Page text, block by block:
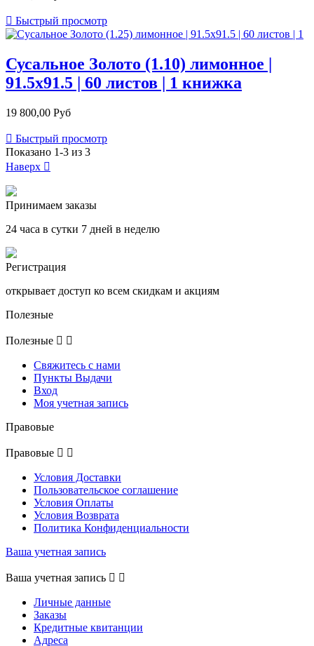
 Быстрый просмотр
Сусальное Золото (1.10) лимонное |
91.5х91.5 | 60 листов | 1 книжка
19 800,00 Руб
 Быстрый просмотр
Показано 1-3 из 3
Наверх 
Принимаем заказы
24 часа в сутки 7 дней в неделю
Регистрация
открывает доступ ко всем скидкам и акциям
Полезные
Полезные  
Свяжитесь с нами
Пункты Выдачи
Вход
Моя учетная запись
Правовые
Правовые  
Условия Доставки
Пользовательское соглашение
Условия Оплаты
Условия Возврата
Политика Конфиденциальности
Ваша учетная запись
Ваша учетная запись  
Личные данные
Заказы
Кредитные квитанции
Адреса